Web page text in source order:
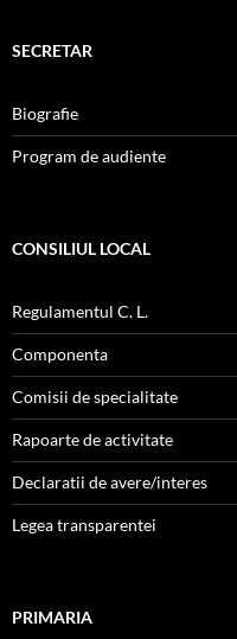
SECRETAR
Biografie
Program de audiente
CONSILIUL LOCAL
Regulamentul C. L.
Componenta
Comisii de specialitate
Rapoarte de activitate
Declaratii de avere/interes
Legea transparentei
PRIMARIA